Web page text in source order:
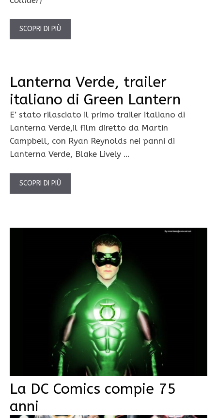
SCOPRI DI PIÙ
Lanterna Verde, trailer
italiano di Green Lantern
E’ stato rilasciato il primo trailer italiano di
Lanterna Verde,il film diretto da Martin
Campbell, con Ryan Reynolds nei panni di
Lanterna Verde, Blake Lively …
SCOPRI DI PIÙ
La DC Comics compie 75
anni